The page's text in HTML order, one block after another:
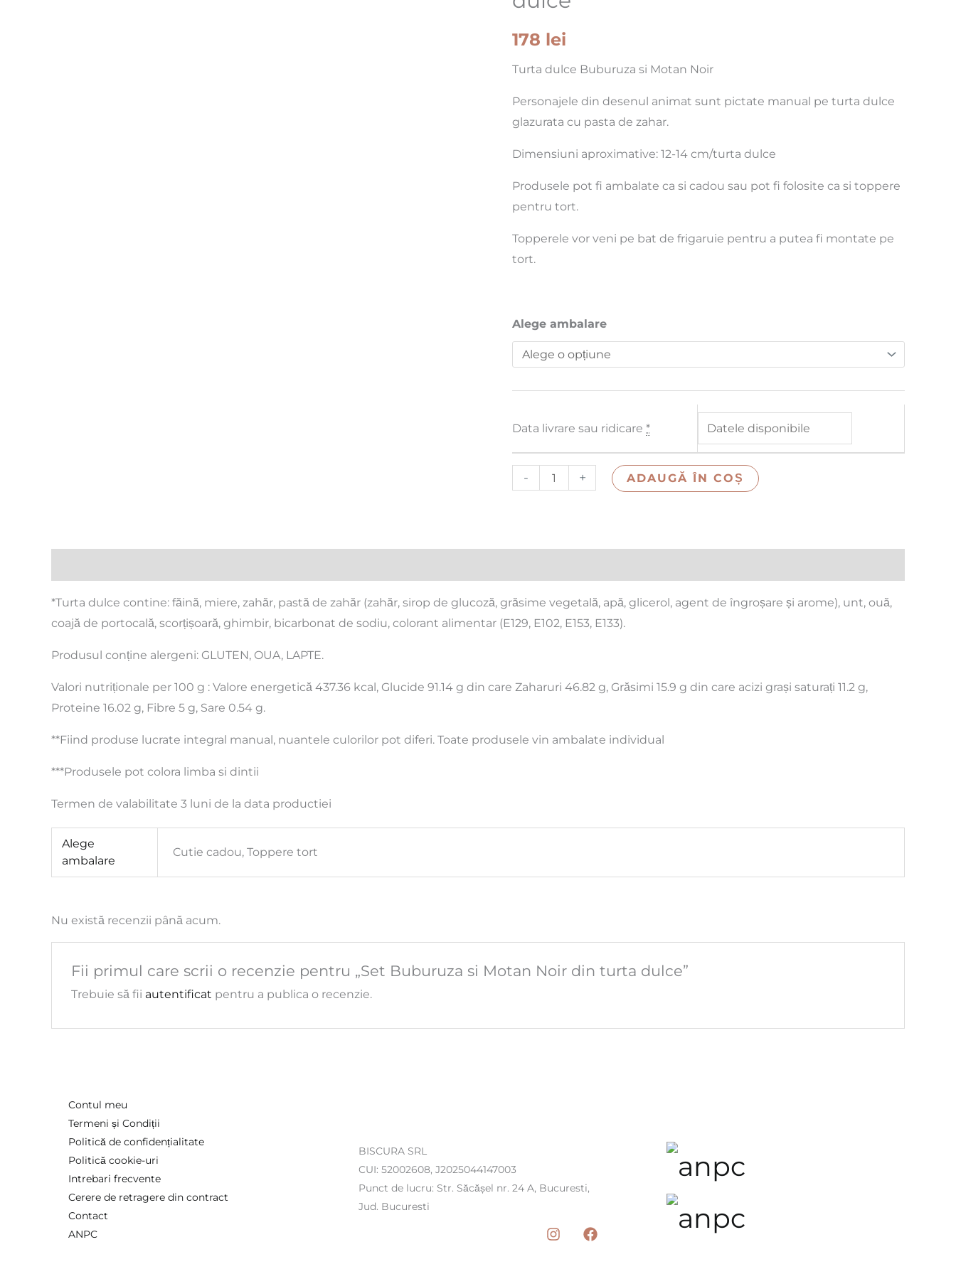
178 lei
Turta dulce Buburuza si Motan Noir
Personajele din desenul animat sunt pictate manual pe turta dulce
glazurata cu pasta de zahar.
Dimensiuni aproximative: 12-14 cm/turta dulce
Produsele pot fi ambalate ca si cadou sau pot fi folosite ca si toppere
pentru tort.
Topperele vor veni pe bat de frigaruie pentru a putea fi montate pe
tort.
Alege ambalare
Data livrare sau ridicare *
-
Motan
din
turta
+ ADAUGĂ ÎN COȘ
*Turta dulce contine: făină, miere, zahăr, pastă de zahăr (zahăr, sirop de glucoză, grăsime vegetală, apă, glicerol, agent de îngroșare și arome), unt, ouă,
coajă de portocală, scorțișoară, ghimbir, bicarbonat de sodiu, colorant alimentar (E129, E102, E153, E133).
Produsul conține alergeni: GLUTEN, OUA, LAPTE.
Valori nutriționale per 100 g : Valore energetică 437.36 kcal, Glucide 91.14 g din care Zaharuri 46.82 g, Grăsimi 15.9 g din care acizi grași saturați 11.2 g,
Proteine 16.02 g, Fibre 5 g, Sare 0.54 g.
**Fiind produse lucrate integral manual, nuantele culorilor pot diferi. Toate produsele vin ambalate individual
***Produsele pot colora limba si dintii
Termen de valabilitate 3 luni de la data productiei
Alege
ambalare
Cutie cadou, Toppere tort
Nu există recenzii până acum.
Fii primul care scrii o recenzie pentru „Set Buburuza si Motan Noir din turta dulce”
Trebuie să fii autentificat pentru a publica o recenzie.
Contul meu
Termeni și Condiții
Politică de confidențialitate
Politică cookie-uri
Intrebari frecvente
Cerere de retragere din contract
Contact
ANPC
BISCURA SRL
CUI: 52002608, J2025044147003
Punct de lucru: Str. Săcășel nr. 24 A, Bucuresti,
Jud. Bucuresti